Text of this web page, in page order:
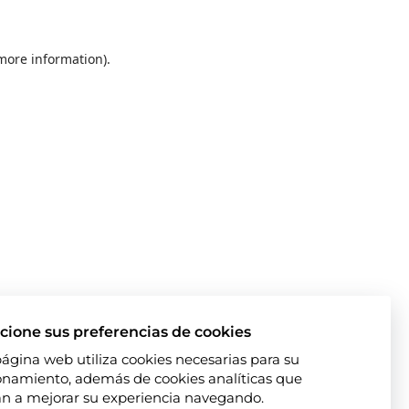
information).
sus preferencias de cookies
web utiliza cookies necesarias para su
además de cookies analíticas que
a mejorar su experiencia navegando.